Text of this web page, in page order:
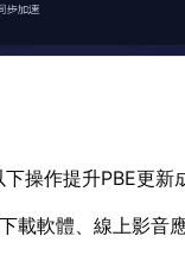
操作提升PBE更新
載軟體、線上影音